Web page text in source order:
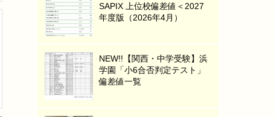
SAPIX 上位校偏差値＜2027
年度版（2026年4月）
NEW!!【関西・中学受験】浜
学園「小6合否判定テスト」
偏差値一覧